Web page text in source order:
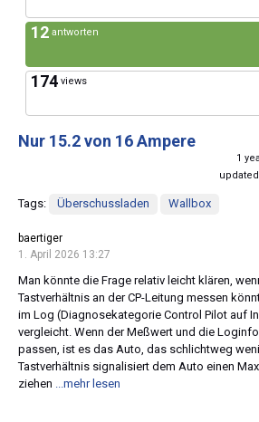
12 antworten
174 views
Nur 15.2 von 16 Ampere
1
Tags: Überschussladen Wallbox
baertiger
1. April 2026 13:27
Man könnte die Frage relativ leicht klären,
Tastverhältnis an der CP-Leitung messen
im Log (Diagnosekategorie Control Pilot auf
vergleicht. Wenn der Meßwert und die
passen, ist es das Auto, das schlichtweg
Tastverhältnis signalisiert dem Auto einen
ziehen ...mehr lesen